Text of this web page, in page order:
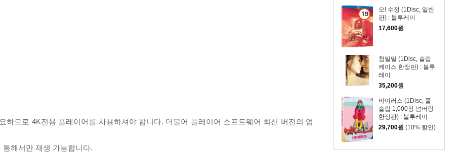
19
세
이
상
상
품
오! 수정 (1Disc, 일반
판) : 블루레이
17,600원
첨밀밀 (1Disc, 슬립
케이스 한정판) : 블루
레이
35,200원
바이러스 (1Disc, 풀
슬립 1,000장 넘버링
한정판) : 블루레이
29,700원 (10% 할인)
하므로 4K전용 플레이어를 사용하셔야 합니다. 더불어 플레이어 소프트웨어 최신 버전의 업
해서만 재생 가능합니다.